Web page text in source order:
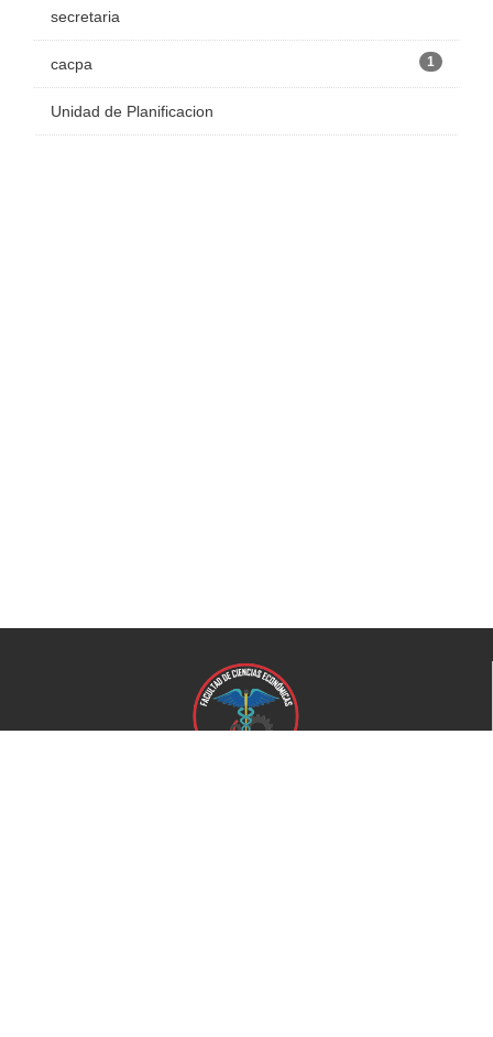
secretaria
cacpa 1
Unidad de Planificacion